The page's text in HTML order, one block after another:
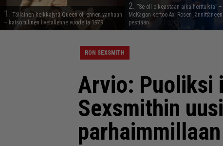
1. Tällainen keikkajyrä Queen oli ennen vanhaan
– katso tulinen livetallenne vuodelta 1979
2. ”Se oli oikeastaan aika herttaista” –
McKagan kertoo Axl Rosen jännittäneen
pestiään
RON SEXSMITH
Arvio: Puoliksi
Sexsmithin
parhaimmillaan